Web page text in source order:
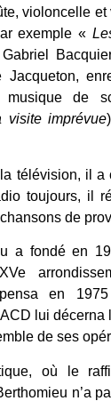
violoncelle
exemple «
de
visite imprévue
télévision, il a
toujours, il
de
a fondé en
en
lui décerna
de ses
où le
n’a